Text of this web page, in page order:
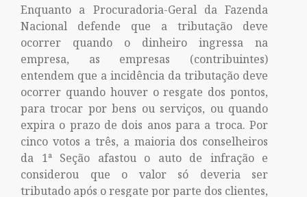
Enquanto a Procuradoria-Geral da Fazenda
Nacional defende que a tributação deve
ocorrer quando o dinheiro ingressa na
empresa, as empresas (contribuintes)
entendem que a incidência da tributação deve
ocorrer quando houver o resgate dos pontos,
para trocar por bens ou serviços, ou quando
expira o prazo de dois anos para a troca. Por
cinco votos a três, a maioria dos conselheiros
da 1ª Seção afastou o auto de infração e
considerou que o valor só deveria ser
tributado após o resgate por parte dos clientes,